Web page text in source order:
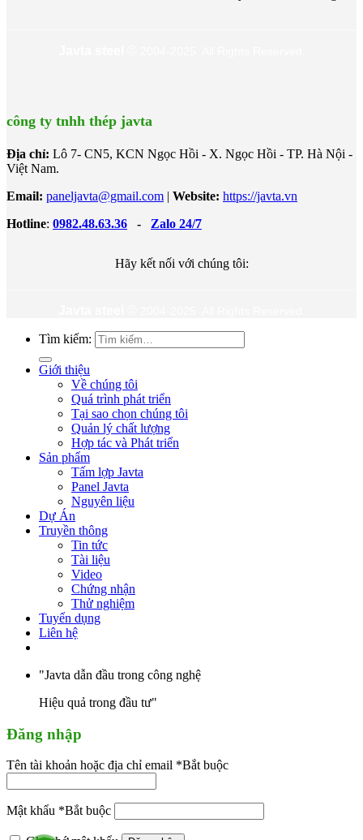
công ty tnhh thép javta
Địa chỉ: Lô 7- CN5, KCN Ngọc Hồi - X. Ngọc Hồi - TP. Hà Nội -
Việt Nam.
Email: paneljavta@gmail.com | Website: https://javta.vn
Hotline: 0982.48.63.36 - Zalo 24/7
Hãy kết nối với chúng tôi:
Tìm kiếm:
Giới thiệu
Về chúng tôi
Quá trình phát triển
Tại sao chọn chúng tôi
Quản lý chất lượng
Hợp tác và Phát triển
Sản phẩm
Tấm lợp Javta
Panel Javta
Nguyên liệu
Dự Án
Truyền thông
Tin tức
Tài liệu
Video
Chứng nhận
Thử nghiệm
Tuyển dụng
Liên hệ
"Javta dẫn đầu trong công nghệ
Hiệu quả trong đầu tư"
Đăng nhập
Tên tài khoản hoặc địa chỉ email *Bắt buộc
Mật khẩu *Bắt buộc